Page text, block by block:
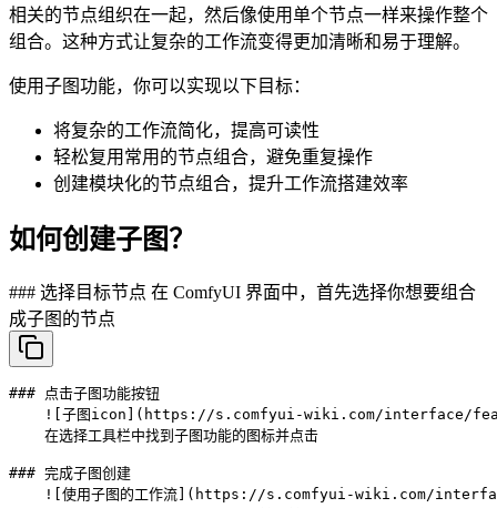
相关的节点组织在一起，然后像使用单个节点一样来操作整个
组合。这种方式让复杂的工作流变得更加清晰和易于理解。
使用子图功能，你可以实现以下目标：
将复杂的工作流简化，提高可读性
轻松复用常用的节点组合，避免重复操作
创建模块化的节点组合，提升工作流搭建效率
如何创建子图？
### 选择目标节点 在 ComfyUI 界面中，首先选择你想要组合
成子图的节点
### 点击子图功能按钮
![子图icon](https://s.comfyui-wiki.com/interface/
    在选择工具栏中找到子图功能的图标并点击
### 完成子图创建
![使用子图的工作流](https://s.comfyui-wiki.com/